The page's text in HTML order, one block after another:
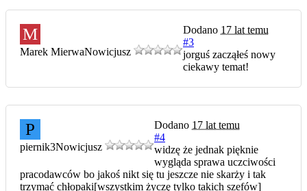
M
Marek MierwaNowicjusz
Dodano 17 lat temu
#3
jorguś zacząłeś nowy
ciekawy temat!
P
piernik3Nowicjusz
Dodano 17 lat temu
#4
widzę że jednak pięknie
wygląda sprawa uczciwości
pracodawców bo jakoś nikt się tu jeszcze nie skarży i tak
trzymać chłopaki[wszystkim życzę tylko takich szefów]